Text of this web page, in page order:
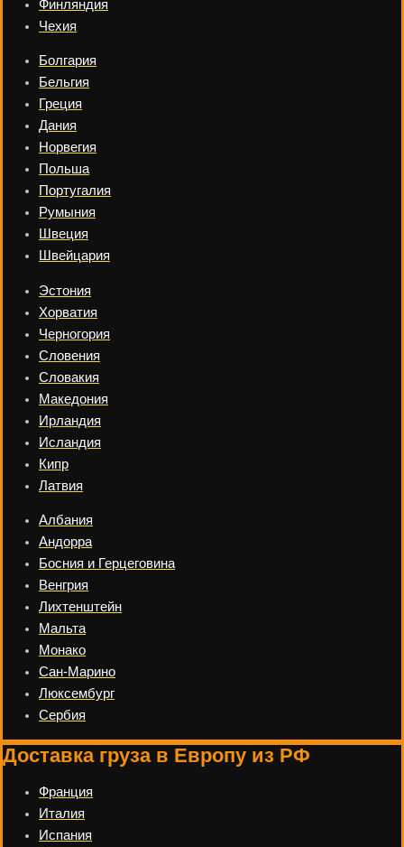
Финляндия
Чехия
Болгария
Бельгия
Греция
Дания
Норвегия
Польша
Португалия
Румыния
Швеция
Швейцария
Эстония
Хорватия
Черногория
Словения
Словакия
Македония
Ирландия
Исландия
Кипр
Латвия
Албания
Андорра
Босния и Герцеговина
Венгрия
Лихтенштейн
Мальта
Монако
Сан-Марино
Люксембург
Сербия
Доставка груза в Европу из РФ
Франция
Италия
Испания